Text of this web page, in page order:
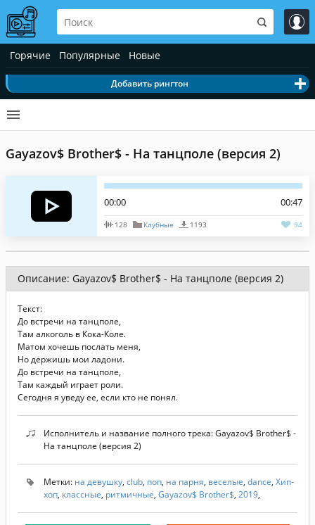
Горячие Популярные Новые
Добавить рингтон
Gayazov$ Brother$ - На танцполе (версия 2)
00:00 00:47
128 Клубные 1193 94
Описание: Gayazov$ Brother$ - На танцполе (версия 2)
Текст:
До встречи на танцполе,
Там алкоголь в Кока-Коле.
Матом хочешь послать меня,
Но держишь мои ладони.
До встречи на танцполе,
Там каждый играет роли.
Сегодня я уведу ее, если кто не понял.
Исполнитель и название полного трека: Gayazov$ Brother$ -
На танцполе (версия 2)
Метки: на девушку, club, поп, на парня, веселые, dance, Хип-
хоп, классные, ритмичные, Gayazov$ Brother$, 2019,